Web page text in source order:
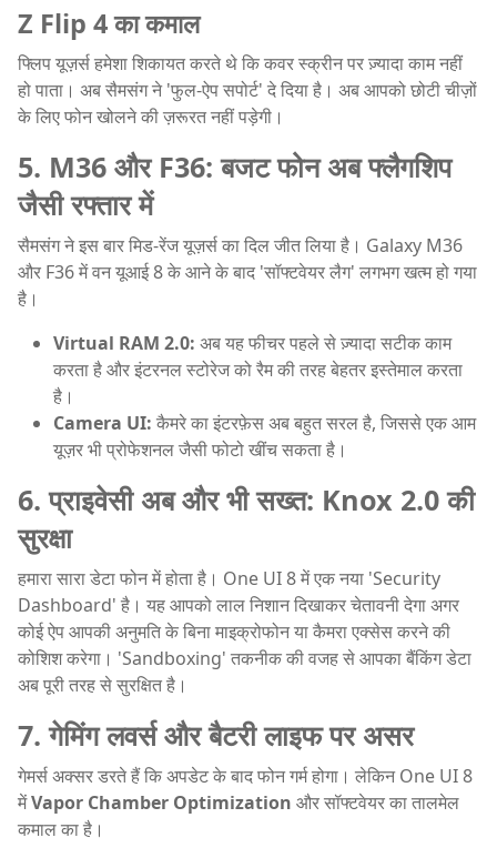
Z Flip 4 का कमाल
फ्लिप यूज़र्स हमेशा शिकायत करते थे कि कवर स्क्रीन पर ज़्यादा काम नहीं
हो पाता। अब सैमसंग ने 'फुल-ऐप सपोर्ट' दे दिया है। अब आपको छोटी चीज़ों
के लिए फोन खोलने की ज़रूरत नहीं पड़ेगी।
5. M36 और F36: बजट फोन अब फ्लैगशिप
जैसी रफ्तार में
सैमसंग ने इस बार मिड-रेंज यूज़र्स का दिल जीत लिया है। Galaxy M36
और F36 में वन यूआई 8 के आने के बाद 'सॉफ्टवेयर लैग' लगभग खत्म हो गया
है।
Virtual RAM 2.0: अब यह फीचर पहले से ज़्यादा सटीक काम
करता है और इंटरनल स्टोरेज को रैम की तरह बेहतर इस्तेमाल करता
है।
Camera UI: कैमरे का इंटरफ़ेस अब बहुत सरल है, जिससे एक आम
यूज़र भी प्रोफेशनल जैसी फोटो खींच सकता है।
6. प्राइवेसी अब और भी सख्त: Knox 2.0 की
सुरक्षा
हमारा सारा डेटा फोन में होता है। One UI 8 में एक नया 'Security
Dashboard' है। यह आपको लाल निशान दिखाकर चेतावनी देगा अगर
कोई ऐप आपकी अनुमति के बिना माइक्रोफोन या कैमरा एक्सेस करने की
कोशिश करेगा। 'Sandboxing' तकनीक की वजह से आपका बैंकिंग डेटा
अब पूरी तरह से सुरक्षित है।
7. गेमिंग लवर्स और बैटरी लाइफ पर असर
गेमर्स अक्सर डरते हैं कि अपडेट के बाद फोन गर्म होगा। लेकिन One UI 8
मेंVapor Chamber Optimization और सॉफ्टवेयर का तालमेल
कमाल का है।